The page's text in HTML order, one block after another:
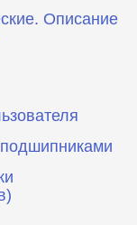
Описание